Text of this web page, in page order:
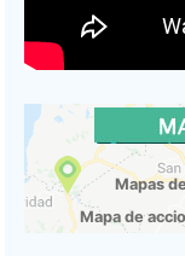
Mapas
Mapa de